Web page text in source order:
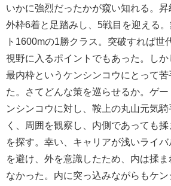
いかに強烈だったかが窺い知れる。昇
外枠6着と足踏みし、5戦目を迎える
ト1600mの1勝クラス。突破すれば世
視野に入るポイントでもあった。しか
最内枠というケンシンコウにとって
た。さてどんな策を巡らせるか。ゲ
ンシンコウに対し、鞍上の丸山元気
く、周囲を観察し、内側であっても
を探す。幸い、キャリアが浅いライ
を避け、外を意識したため、内は揉
なかった。内に突っ込みながらもケ